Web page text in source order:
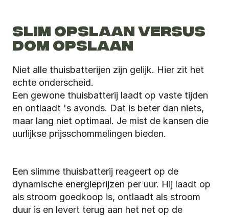
SLIM OPSLAAN VERSUS
DOM OPSLAAN
Niet alle thuisbatterijen zijn gelijk. Hier zit het
echte onderscheid.
Een gewone thuisbatterij laadt op vaste tijden
en ontlaadt 's avonds. Dat is beter dan niets,
maar lang niet optimaal. Je mist de kansen die
uurlijkse prijsschommelingen bieden.
Een slimme thuisbatterij reageert op de
dynamische energieprijzen per uur. Hij laadt op
als stroom goedkoop is, ontlaadt als stroom
duur is en levert terug aan het net op de